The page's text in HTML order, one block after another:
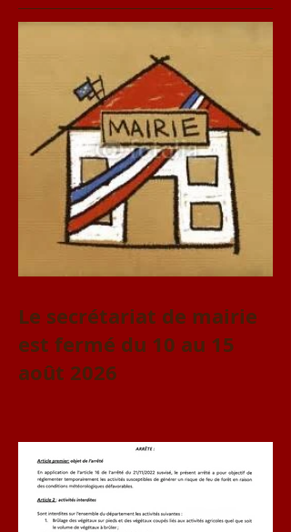
Le secrétariat de mairie
est fermé du 10 au 15
août 2026